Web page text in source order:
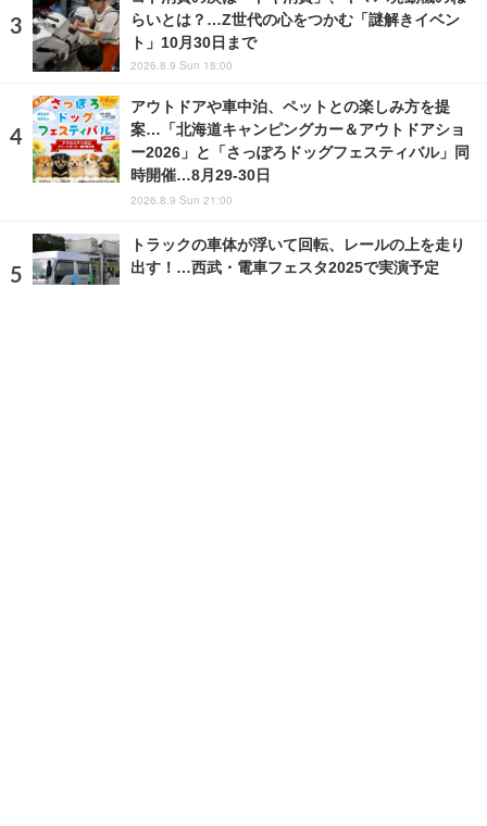
らいとは？…Z世代の心をつかむ「謎解きイベン
ト」10月30日まで
2026.8.9 Sun 18:00
アウトドアや車中泊、ペットとの楽しみ方を提
案…「北海道キャンピングカー＆アウトドアショ
ー2026」と「さっぽろドッグフェスティバル」同
時開催…8月29‐30日
2026.8.9 Sun 21:00
トラックの車体が浮いて回転、レールの上を走り
出す！…西武・電車フェスタ2025で実演予定